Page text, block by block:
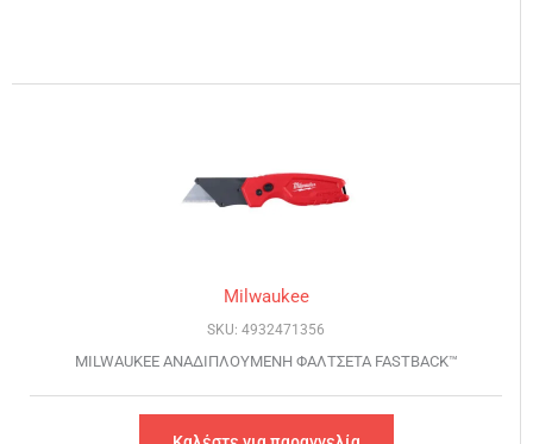
Milwaukee
SKU: 4932471356
MILWAUKEE ΑΝΑΔΙΠΛΟΥΜΕΝΗ ΦΑΛΤΣΕΤΑ FASTBACK™